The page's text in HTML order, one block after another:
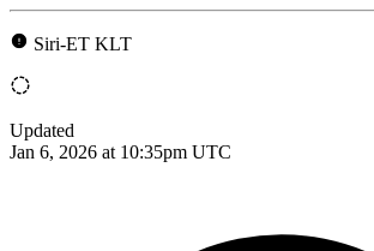
Siri-ET KLT
Updated
Jan 6, 2026 at 10:35pm UTC